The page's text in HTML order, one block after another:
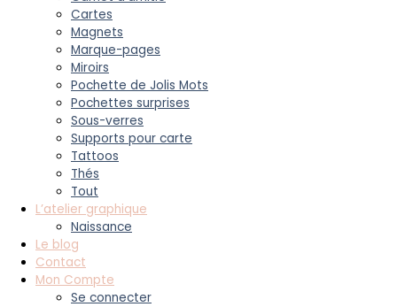
Cartes
Magnets
Marque-pages
Miroirs
Pochette de Jolis Mots
Pochettes surprises
Sous-verres
Supports pour carte
Tattoos
Thés
Tout
L’atelier graphique
Naissance
Le blog
Contact
Mon Compte
Se connecter